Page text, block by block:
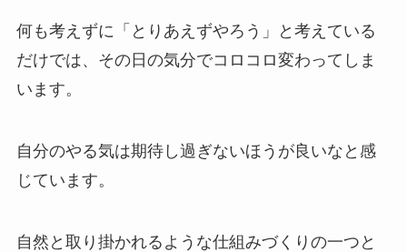
何も考えずに「とりあえずやろう」と考えている
だけでは、その日の気分でコロコロ変わってしま
います。
自分のやる気は期待し過ぎないほうが良いなと感
じています。
自然と取り掛かれるような仕組みづくりの一つと